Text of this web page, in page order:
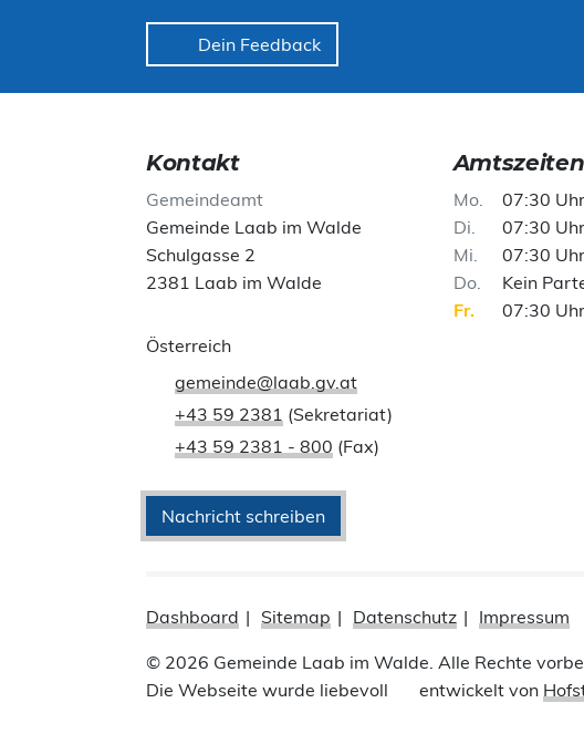
Dein Feedback
Kontakt
Gemeindeamt
Gemeinde Laab im Walde
Schulgasse 2
2381 Laab im Walde
Österreich
gemeinde@laab.gv.at
+43 59 2381 (Sekretariat)
+43 59 2381 - 800 (Fax)
Nachricht schreiben
Amtszeiten
Mo
07:30
Di
07:30
Mi
07:30
Do
Kein
Fr
07:30
Dashboard Sitemap Datenschutz Impressum
© 2026 Gemeinde Laab im Walde. Alle Rechte
Die Webseite wurde liebevoll
entwickelt von